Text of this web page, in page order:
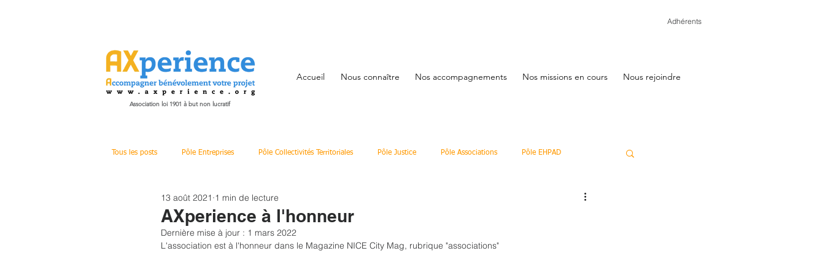
Adhérents
Association loi 1901 à but non lucratif
Accueil Nous connaître Nos accompagnements Nos missions en cours Nous rejoindre
Tous les posts Pôle Entreprises Pôle Collectivités Territoriales Pôle Justice Pôle Associations Pôle EHPAD
Structure Divers
AXperience à l'honneur
13 août 2021 1 min de lecture
Dernière mise à jour : 1 mars 2022
L'association est à l'honneur dans le Magazine NICE City Mag, rubrique "associations"